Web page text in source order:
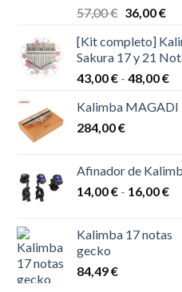
57,00€ El
original
era:
57,00 €.
36,00€El
es:
[Kit completo]
Sakura 17 y 21
43,00€ - 48,00€
Kalimba MAGADI
284,00€
Afinador de
14,00€ - 16,00€
Kalimba 17 notas
gecko
84,49€